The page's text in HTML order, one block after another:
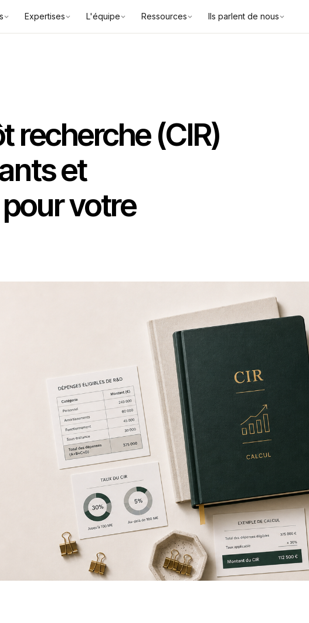
Expertises L'équipe Ressources Ils parlent de nous
recherche (CIR)
et
votre